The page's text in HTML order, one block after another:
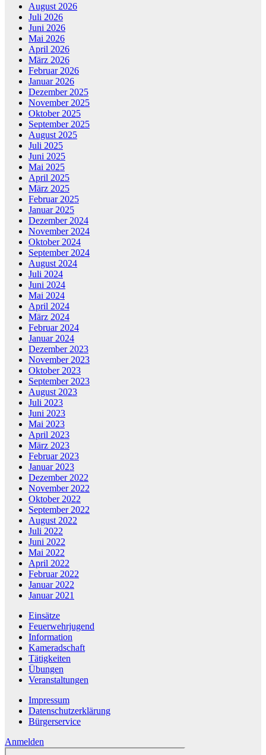
August 2026
Juli 2026
Juni 2026
Mai 2026
April 2026
März 2026
Februar 2026
Januar 2026
Dezember 2025
November 2025
Oktober 2025
September 2025
August 2025
Juli 2025
Juni 2025
Mai 2025
April 2025
März 2025
Februar 2025
Januar 2025
Dezember 2024
November 2024
Oktober 2024
September 2024
August 2024
Juli 2024
Juni 2024
Mai 2024
April 2024
März 2024
Februar 2024
Januar 2024
Dezember 2023
November 2023
Oktober 2023
September 2023
August 2023
Juli 2023
Juni 2023
Mai 2023
April 2023
März 2023
Februar 2023
Januar 2023
Dezember 2022
November 2022
Oktober 2022
September 2022
August 2022
Juli 2022
Juni 2022
Mai 2022
April 2022
Februar 2022
Januar 2022
Januar 2021
Einsätze
Feuerwehrjugend
Information
Kameradschaft
Tätigkeiten
Übungen
Veranstaltungen
Impressum
Datenschutzerklärung
Bürgerservice
Anmelden